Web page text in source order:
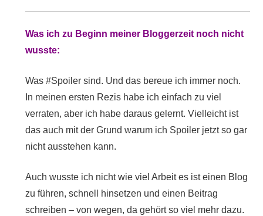
Was ich zu Beginn meiner Bloggerzeit noch nicht
wusste:
Was #Spoiler sind. Und das bereue ich immer noch.
In meinen ersten Rezis habe ich einfach zu viel
verraten, aber ich habe daraus gelernt. Vielleicht ist
das auch mit der Grund warum ich Spoiler jetzt so gar
nicht ausstehen kann.
Auch wusste ich nicht wie viel Arbeit es ist einen Blog
zu führen, schnell hinsetzen und einen Beitrag
schreiben – von wegen, da gehört so viel mehr dazu.